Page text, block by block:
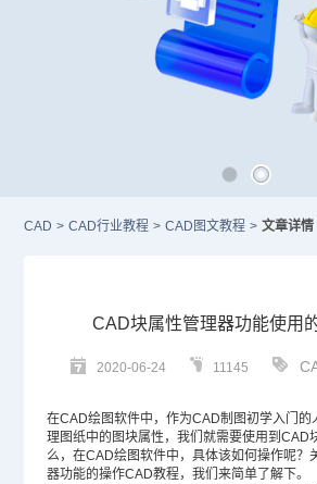
CAD > CAD行业教程 > CAD图文教程 > 文章详情
CAD块属性管理器功能使用
2020-06-24 11145
在CAD绘图软件中，作为CAD制图初学入门的
理图纸中的图块属性，我们就需要使用到 CAD
么，在CAD绘图软件中，具体该如何操作呢？
器功能的操作CAD教程，我们来简单了解下。